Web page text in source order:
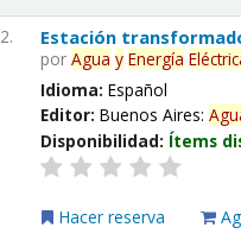
2. Estación
porAgua y Energía
Idioma:Español
Editor:Buenos Aires:
Disponibilidad: Ítems
Hacer reserva